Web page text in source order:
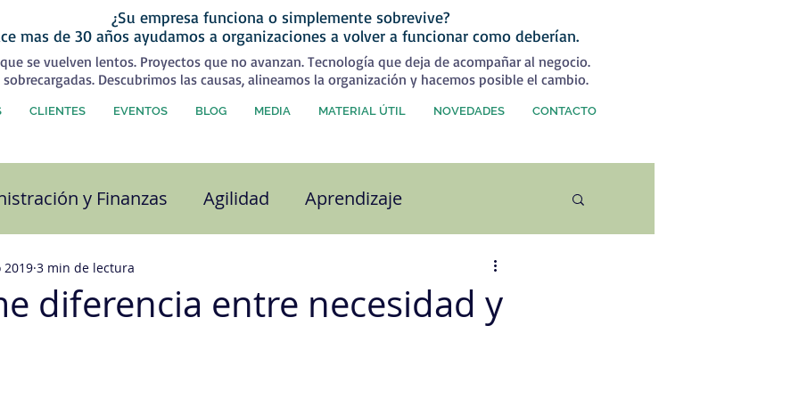
¿Su empresa funciona o simplemente sobrevive?
mas de 30 años ayudamos a organizaciones a volver a funcionar como deberían.
se vuelven lentos. Proyectos que no avanzan. Tecnología que deja de acompañar al negocio.
sobrecargadas. Descubrimos las causas, alineamos la organización y hacemos posible el cambio.
CLIENTES EVENTOS BLOG MEDIA MATERIAL ÚTIL NOVEDADES CONTACTO
y Finanzas Agilidad Aprendizaje
Capital Humano
diferencia entre necesidad y
2019 3 min de lectura